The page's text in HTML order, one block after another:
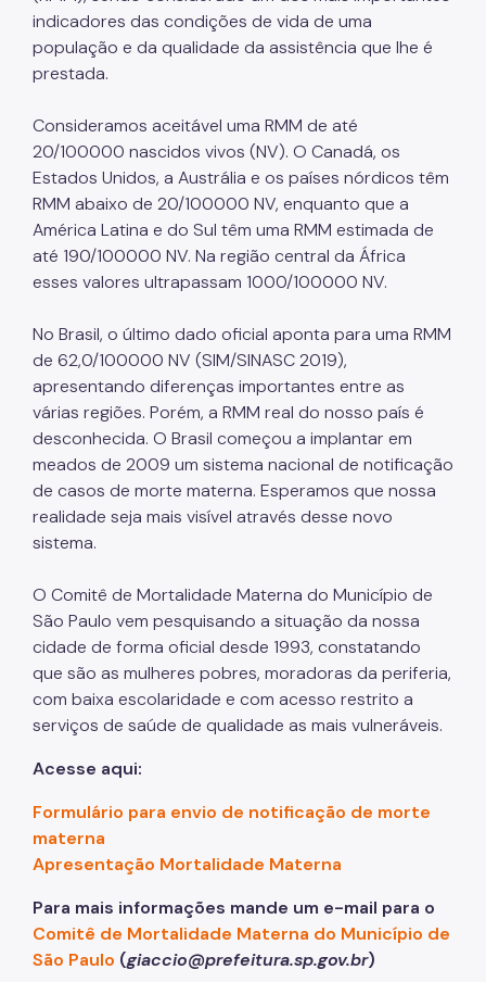
indicadores das condições de vida de uma
população e da qualidade da assistência que lhe é
prestada.
Consideramos aceitável uma RMM de até
20/100000 nascidos vivos (NV). O Canadá, os
Estados Unidos, a Austrália e os países nórdicos têm
RMM abaixo de 20/100000 NV, enquanto que a
América Latina e do Sul têm uma RMM estimada de
até 190/100000 NV. Na região central da África
esses valores ultrapassam 1000/100000 NV.
No Brasil, o último dado oficial aponta para uma RMM
de 62,0/100000 NV (SIM/SINASC 2019),
apresentando diferenças importantes entre as
várias regiões. Porém, a RMM real do nosso país é
desconhecida. O Brasil começou a implantar em
meados de 2009 um sistema nacional de notificação
de casos de morte materna. Esperamos que nossa
realidade seja mais visível através desse novo
sistema.
O Comitê de Mortalidade Materna do Município de
São Paulo vem pesquisando a situação da nossa
cidade de forma oficial desde 1993, constatando
que são as mulheres pobres, moradoras da periferia,
com baixa escolaridade e com acesso restrito a
serviços de saúde de qualidade as mais vulneráveis.
Acesse aqui:
Formulário para envio de notificação de morte
materna
Apresentação Mortalidade Materna
Para mais informações mande um e-mail para o
Comitê de Mortalidade Materna do Município de
São Paulo (giaccio@prefeitura.sp.gov.br)